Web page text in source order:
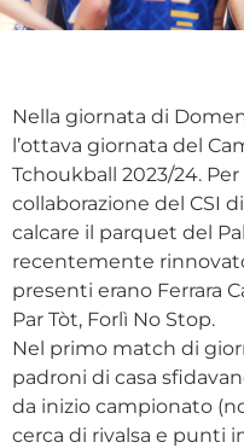
Nella giornata di
l’ottava giornata del
Tchoukball 2023/24.
collaborazione del CSI
calcare il parquet del
recentemente
presenti erano Ferrara
Par Tòt, Forlì No Stop.
Nel primo match di
padroni di casa
da inizio campionato
cerca di rivalsa e punti